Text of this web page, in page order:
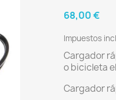
68,00 €
Impuestos
Cargador
o bicicleta
Cargador